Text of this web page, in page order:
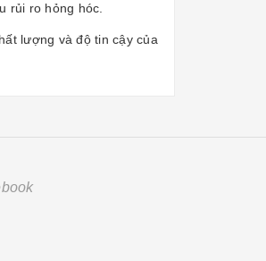
rủi ro hỏng hóc.
lượng và độ tin cậy của